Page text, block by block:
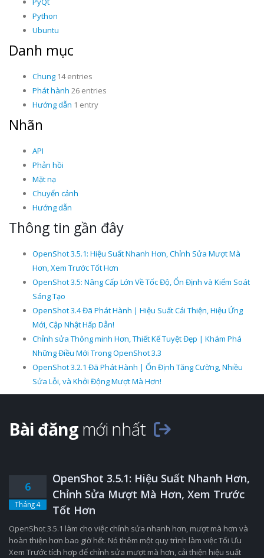
Python
Ubuntu
Danh mục
Chung 14 entries
Phát hành 26 entries
Hướng dẫn 1 entry
Nhãn
API
Phản hồi
Mặt nạ
Chuyển cảnh
Hướng dẫn
Thông tin gần đây
OpenShot 3.5.1: Hiệu Suất Nhanh Hơn, Chỉnh Sửa Mượt Mà
Hơn, Xem Trước Tốt Hơn
OpenShot 3.5: Nâng Cấp Lớn Về Tốc Độ, Ổn Định và Kiểm Soát
Sáng Tạo
OpenShot 3.4 Đã Phát Hành | Hiệu Suất Cải Thiện, Hiệu Ứng
Mới, Cập Nhật Hấp Dẫn!
Chỉnh sửa Thông minh Hơn, Thiết Kế Tuyệt Đẹp | Khám Phá
Những Điều Mới Trong OpenShot 3.3
OpenShot 3.2.1 Đã Phát Hành | Ổn Định Tăng Cường, Nhiều
Sửa Lỗi, và Khởi Động Mượt Mà Hơn!
Bài đăng mới nhất
6
Tháng 4
OpenShot 3.5.1: Hiệu Suất Nhanh Hơn,
Chỉnh Sửa Mượt Mà Hơn, Xem Trước
Tốt Hơn
OpenShot 3.5.1 làm cho việc chỉnh sửa nhanh hơn, mượt mà hơn và
hoàn thiện hơn bao giờ hết. Nó thêm một quy trình làm việc Tối Ưu
Xem Trước tích hợp để chỉnh sửa mượt mà hơn, cải thiện hiệu suất